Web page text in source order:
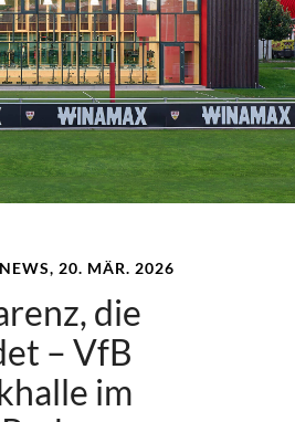
NEWS, 20. MÄR. 2026
die
– VfB
im